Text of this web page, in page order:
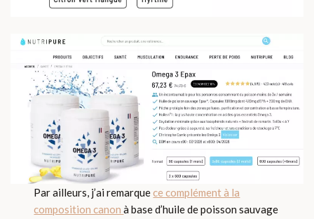
Par ailleurs, j’ai remarquece complément à la
composition canonà base d’huile de poisson sauvage